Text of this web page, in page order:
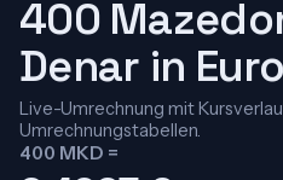
400
Denar in Euro
Live-Umrechnung mit
Umrechnungstabellen.
400 MKD =